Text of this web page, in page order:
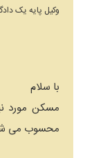
وکیل پایه یک
با سلام
مسکن مورد
محسوب می